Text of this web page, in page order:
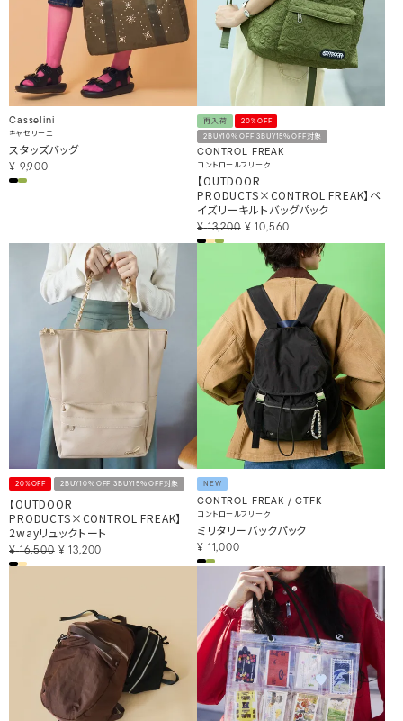
Casselini
キャセリーニ
スタッズバッグ
¥ 9,900
再入荷 20%OFF
2BUY10％OFF 3BUY15％OFF対象
CONTROL FREAK
コントロールフリーク
【OUTDOOR
PRODUCTS×CONTROL FREAK】ペ
イズリーキルトバッグパック
¥ 13,200 ¥ 10,560
20%OFF 2BUY10％OFF 3BUY15％OFF対象
【OUTDOOR
PRODUCTS×CONTROL FREAK】
2wayリュックトート
¥ 16,500 ¥ 13,200
NEW
CONTROL FREAK / CTFK
コントロールフリーク
ミリタリーバックパック
¥ 11,000